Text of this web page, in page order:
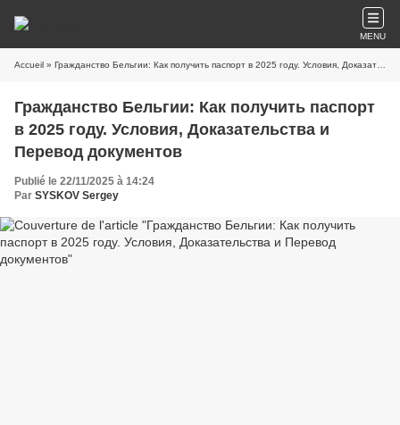
MENU
Accueil » Гражданство Бельгии: Как получить паспорт в 2025 году. Условия, Доказательства и Перевод документов
Гражданство Бельгии: Как получить паспорт
в 2025 году. Условия, Доказательства и
Перевод документов
Publié le 22/11/2025 à 14:24
Par SYSKOV Sergey